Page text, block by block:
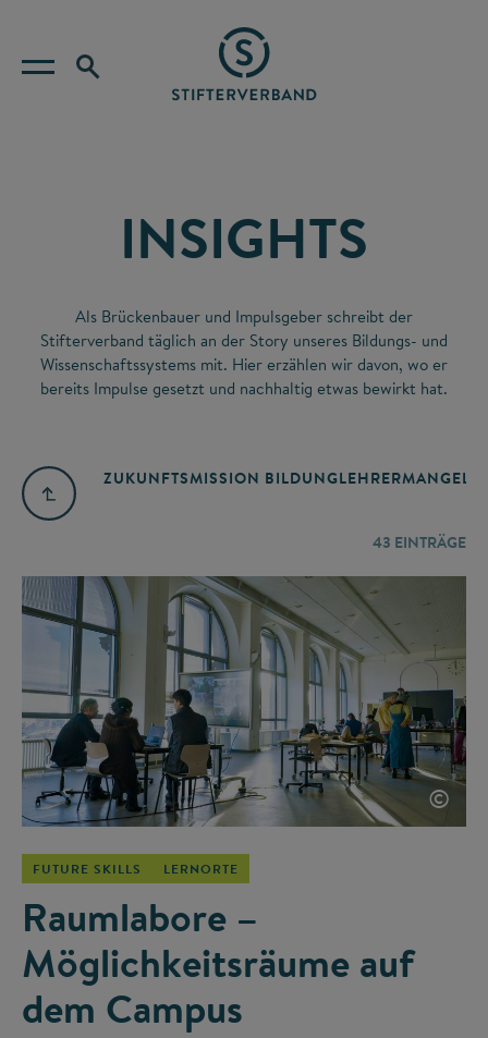
INSIGHTS
Als Brückenbauer und Impulsgeber schreibt der
Stifterverband täglich an der Story unseres Bildungs- und
Wissenschaftssystems mit. Hier erzählen wir davon, wo er
bereits Impulse gesetzt und nachhaltig etwas bewirkt hat.
ZUKUNFTSMISSION BILDUNGLEHRERMANGEL
43 EINTRÄGE
©
FUTURE SKILLS LERNORTE
Raumlabore –
Möglichkeitsräume auf
dem Campus